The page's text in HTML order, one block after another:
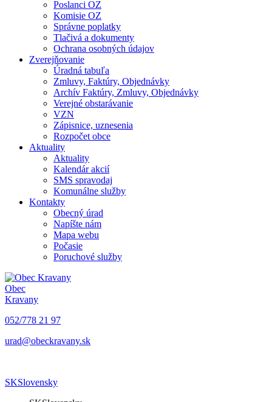
Poslanci OZ
Komisie OZ
Správne poplatky
Tlačivá a dokumenty
Ochrana osobných údajov
Zverejňovanie
Úradná tabuľa
Zmluvy, Faktúry, Objednávky
Archív Faktúry, Zmluvy, Objednávky
Verejné obstarávanie
VZN
Zápisnice, uznesenia
Rozpočet obce
Aktuality
Aktuality
Kalendár akcií
SMS spravodaj
Komunálne služby
Kontakty
Obecný úrad
Napíšte nám
Mapa webu
Počasie
Poruchové služby
Obec
Kravany
052/778 21 97
urad@obeckravany.sk
SKSlovensky